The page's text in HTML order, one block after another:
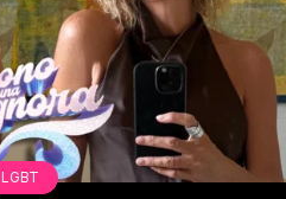
LGBT